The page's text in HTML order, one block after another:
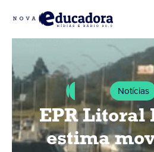
Notícias
EPR Litoral
estima